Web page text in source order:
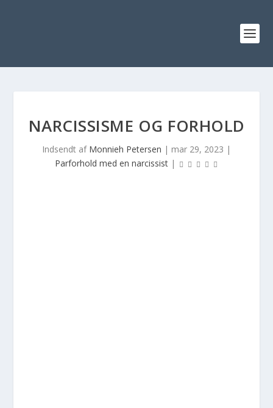
NARCISSISME OG FORHOLD
Indsendt af Monnieh Petersen | mar 29, 2023 |
Parforhold med en narcissist |